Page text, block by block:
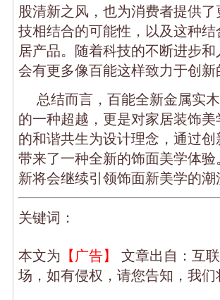
股清新之风，也为消费者提供
技相结合的可能性，以及这种
居产品。随着科技的不断进步
会有更多像百能这样致力于创
总结而言，百能全新金属实
的一种超越，更是对家居装饰
的和谐共生为设计理念，通过
带来了一种全新的饰面美学体
新将会继续引领饰面新美学的
关键词：
本文为 【广告】
文章出自：互
场，如有侵权，请您告知，我们